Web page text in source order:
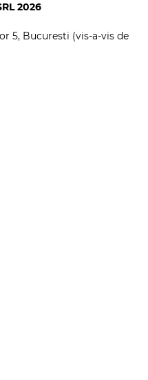
2026
5, Bucuresti (vis-a-vis de